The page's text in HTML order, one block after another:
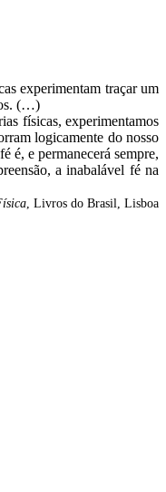
experimentam traçar um
(…)
físicas, experimentamos
logicamente do nosso
é, e permanecerá sempre,
a inabalável fé na
, Livros do Brasil, Lisboa